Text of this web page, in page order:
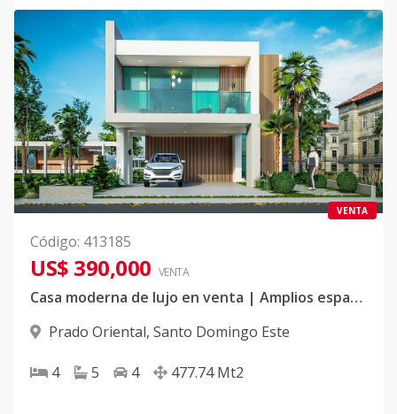
VENTA
Código: 413185
US$ 390,000 VENTA
Casa moderna de lujo en venta | Amplios espacios y diseño elegante
Prado Oriental, Santo Domingo Este
4 5 4 477.74 Mt2